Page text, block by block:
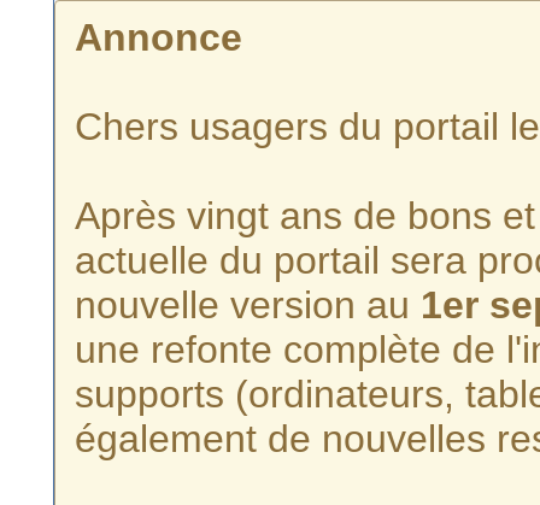
Annonce
Chers usagers du portail
Après vingt ans de bons
actuelle du portail sera
nouvelle version au 1er
une refonte complète de
supports (ordinateurs,
également de nouvelles